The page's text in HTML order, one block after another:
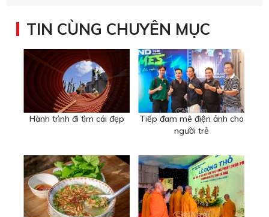
TIN CÙNG CHUYÊN MỤC
Hành trình đi tìm cái đẹp
Tiếp đam mê điện ảnh cho
người trẻ